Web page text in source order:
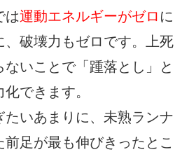
は運動エネルギーがゼロ に
、破壊力もゼロです。上死
ないことで「踵落とし」と
できます。
たいあまりに、未熟ランナ
足が最も伸びきったとこ